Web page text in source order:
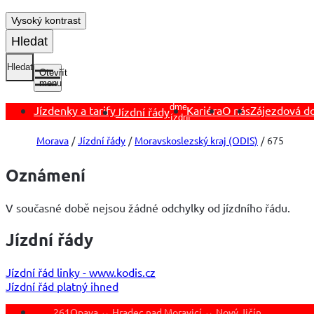
Vysoký kontrast
Hledat
Hledat
Otevřít
menu
Jízdenky a tarify Jízdní řádypodmenu
Jízdní
KariéraO násZájezdová
Morava Jízdní řády Moravskoslezský kraj (ODIS) 675
Oznámení
V současné době nejsou žádné odchylky od jízdního řádu.
Jízdní řády
Jízdní řád linky - www.kodis.cz
Jízdní řád platný ihned